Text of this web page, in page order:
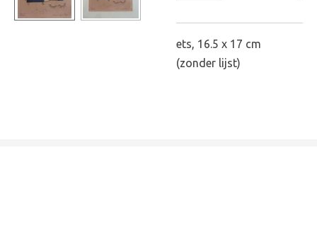
ets, 16.5 x 17 cm
(zonder lijst)